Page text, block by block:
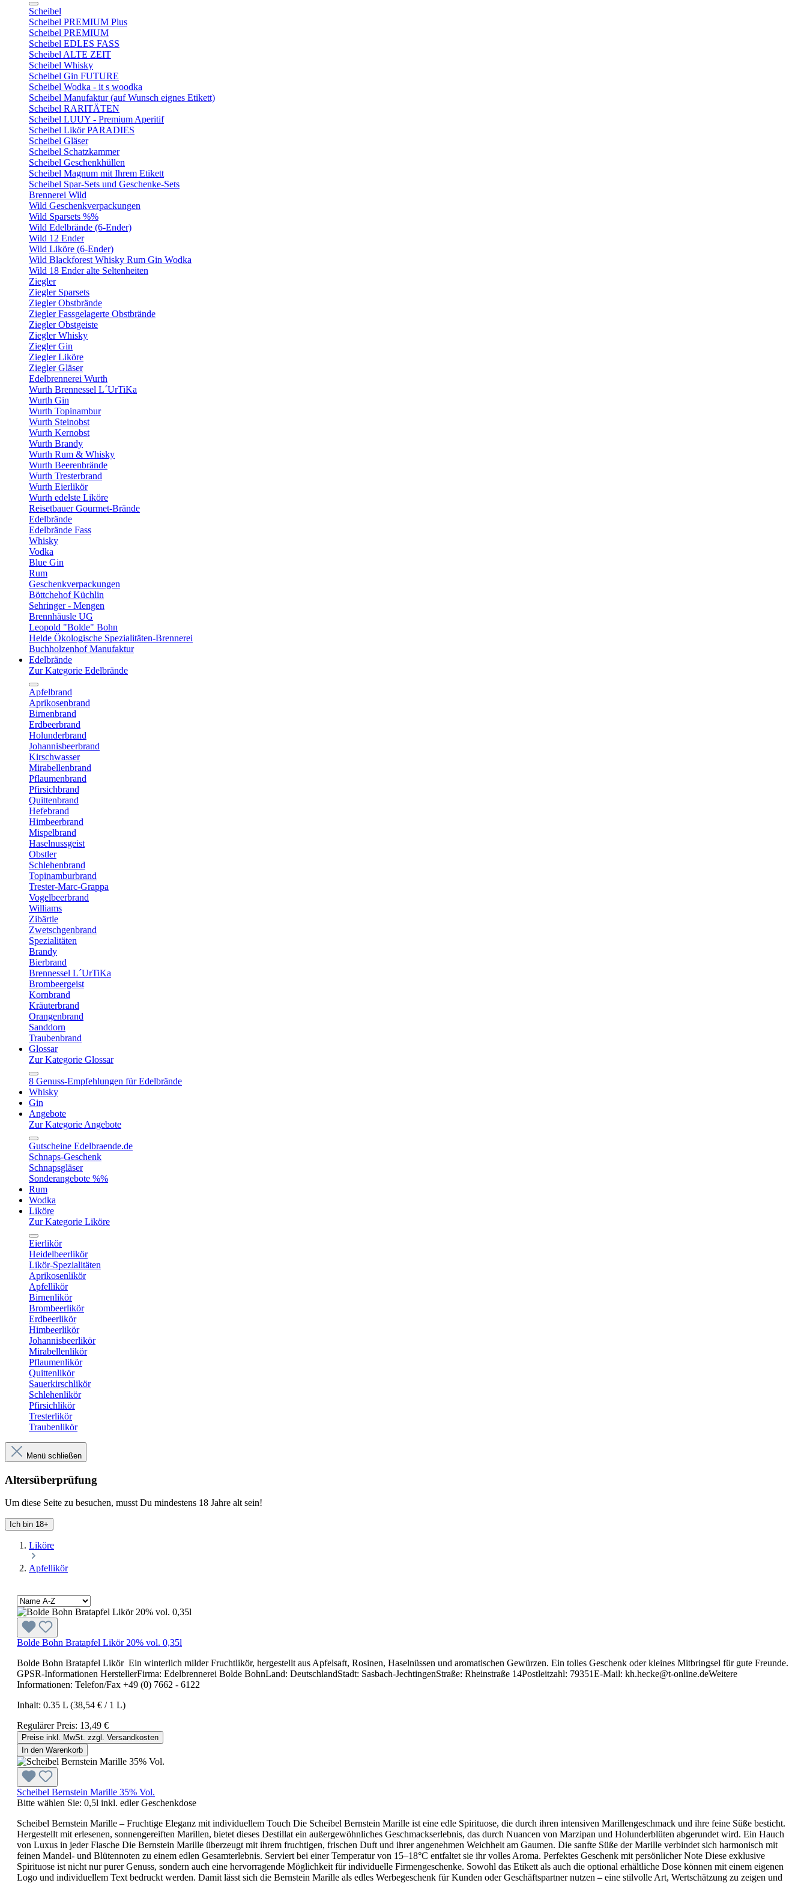
Scheibel
Scheibel PREMIUM Plus
Scheibel PREMIUM
Scheibel EDLES FASS
Scheibel ALTE ZEIT
Scheibel Whisky
Scheibel Gin FUTURE
Scheibel Wodka - it s woodka
Scheibel Manufaktur (auf Wunsch eignes Etikett)
Scheibel RARITÄTEN
Scheibel LUUY - Premium Aperitif
Scheibel Likör PARADIES
Scheibel Gläser
Scheibel Schatzkammer
Scheibel Geschenkhüllen
Scheibel Magnum mit Ihrem Etikett
Scheibel Spar-Sets und Geschenke-Sets
Brennerei Wild
Wild Geschenkverpackungen
Wild Sparsets %%
Wild Edelbrände (6-Ender)
Wild 12 Ender
Wild Liköre (6-Ender)
Wild Blackforest Whisky Rum Gin Wodka
Wild 18 Ender alte Seltenheiten
Ziegler
Ziegler Sparsets
Ziegler Obstbrände
Ziegler Fassgelagerte Obstbrände
Ziegler Obstgeiste
Ziegler Whisky
Ziegler Gin
Ziegler Liköre
Ziegler Gläser
Edelbrennerei Wurth
Wurth Brennessel L´UrTiKa
Wurth Gin
Wurth Topinambur
Wurth Steinobst
Wurth Kernobst
Wurth Brandy
Wurth Rum & Whisky
Wurth Beerenbrände
Wurth Tresterbrand
Wurth Eierlikör
Wurth edelste Liköre
Reisetbauer Gourmet-Brände
Edelbrände
Edelbrände Fass
Whisky
Vodka
Blue Gin
Rum
Geschenkverpackungen
Böttchehof Küchlin
Sehringer - Mengen
Brennhäusle UG
Leopold "Bolde" Bohn
Helde Ökologische Spezialitäten-Brennerei
Buchholzenhof Manufaktur
Edelbrände
Zur Kategorie Edelbrände
Apfelbrand
Aprikosenbrand
Birnenbrand
Erdbeerbrand
Holunderbrand
Johannisbeerbrand
Kirschwasser
Mirabellenbrand
Pflaumenbrand
Pfirsichbrand
Quittenbrand
Hefebrand
Himbeerbrand
Mispelbrand
Haselnussgeist
Obstler
Schlehenbrand
Topinamburbrand
Trester-Marc-Grappa
Vogelbeerbrand
Williams
Zibärtle
Zwetschgenbrand
Spezialitäten
Brandy
Bierbrand
Brennessel L´UrTiKa
Brombeergeist
Kornbrand
Kräuterbrand
Orangenbrand
Sanddorn
Traubenbrand
Glossar
Zur Kategorie Glossar
8 Genuss-Empfehlungen für Edelbrände
Whisky
Gin
Angebote
Zur Kategorie Angebote
Gutscheine Edelbraende.de
Schnaps-Geschenk
Schnapsgläser
Sonderangebote %%
Rum
Wodka
Liköre
Zur Kategorie Liköre
Eierlikör
Heidelbeerlikör
Likör-Spezialitäten
Aprikosenlikör
Apfellikör
Birnenlikör
Brombeerlikör
Erdbeerlikör
Himbeerlikör
Johannisbeerlikör
Mirabellenlikör
Pflaumenlikör
Quittenlikör
Sauerkirschlikör
Schlehenlikör
Pfirsichlikör
Tresterlikör
Traubenlikör
Menü schließen
Altersüberprüfung
Um diese Seite zu besuchen, musst Du mindestens 18 Jahre alt sein!
Ich bin 18+
Liköre
Apfellikör
Bolde Bohn Bratapfel Likör 20% vol. 0,35l
Bolde Bohn Bratapfel Likör Ein winterlich milder Fruchtlikör, hergestellt aus Apfelsaft, Rosinen, Haselnüssen und aromatischen Gewürzen. Ein tolles Geschenk oder kleines Mitbringsel für gute Freunde.
GPSR-Informationen HerstellerFirma: Edelbrennerei Bolde BohnLand: DeutschlandStadt: Sasbach-JechtingenStraße: Rheinstraße 14Postleitzahl: 79351E-Mail: kh.hecke@t-online.deWeitere
Informationen: Telefon/Fax +49 (0) 7662 - 6122
Inhalt: 0.35 L (38,54 € / 1 L)
Regulärer Preis: 13,49 €
Preise inkl. MwSt. zzgl. Versandkosten
In den Warenkorb
Scheibel Bernstein Marille 35% Vol.
Bitte wählen Sie: 0,5l inkl. edler Geschenkdose
Scheibel Bernstein Marille – Fruchtige Eleganz mit individuellem Touch Die Scheibel Bernstein Marille ist eine edle Spirituose, die durch ihren intensiven Marillengeschmack und ihre feine Süße besticht.
Hergestellt mit erlesenen, sonnengereiften Marillen, bietet dieses Destillat ein außergewöhnliches Geschmackserlebnis, das durch Nuancen von Marzipan und Holunderblüten abgerundet wird. Ein Hauch
von Luxus in jeder Flasche Die Bernstein Marille überzeugt mit ihrem fruchtigen, frischen Duft und ihrer angenehmen Weichheit am Gaumen. Die sanfte Süße der Marille verbindet sich harmonisch mit
feinen Mandel- und Blütennoten zu einem edlen Gesamterlebnis. Serviert bei einer Temperatur von 15–18°C entfaltet sie ihr volles Aroma. Perfektes Geschenk mit persönlicher Note Diese exklusive
Spirituose ist nicht nur purer Genuss, sondern auch eine hervorragende Möglichkeit für individuelle Firmengeschenke. Sowohl das Etikett als auch die optional erhältliche Dose können mit einem eigenen
Logo und individuellem Text bedruckt werden. Damit lässt sich die Bernstein Marille als edles Werbegeschenk für Kunden oder Geschäftspartner nutzen – eine stilvolle Art, Wertschätzung zu zeigen und